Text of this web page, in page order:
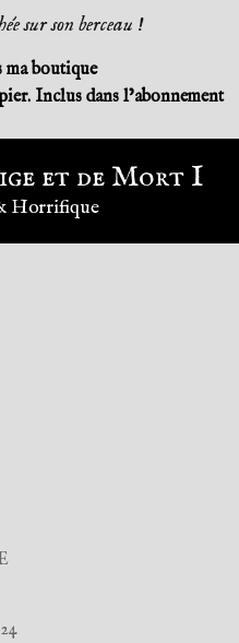
sur son berceau !
ma boutique
Inclus dans l’abonnement
et de Mort I
Horrifique